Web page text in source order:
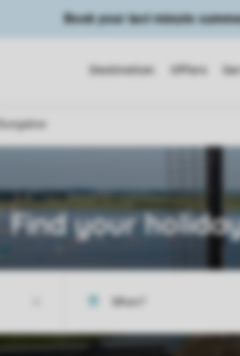
Book your last minute
Destination Offers
Bungalow